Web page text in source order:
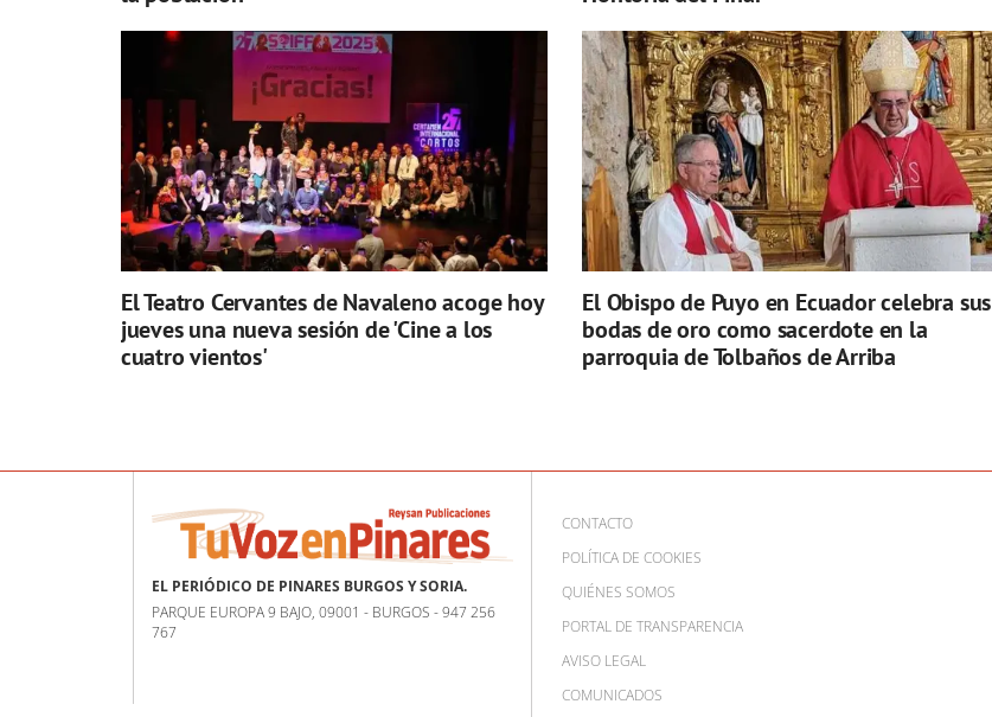
El Teatro Cervantes de Navaleno acoge hoy
jueves una nueva sesión de 'Cine a los
cuatro vientos'
El Obispo de Puyo en Ecuador celebra sus
bodas de oro como sacerdote en la
parroquia de Tolbaños de Arriba
EL PERIÓDICO DE PINARES BURGOS Y SORIA.
PARQUE EUROPA 9 BAJO, 09001 - BURGOS - 947 256
767
CONTACTO
POLÍTICA DE COOKIES
QUIÉNES SOMOS
PORTAL DE TRANSPARENCIA
AVISO LEGAL
COMUNICADOS